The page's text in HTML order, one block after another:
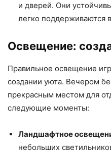
и дверей. Они
легко поддерживаются
Освещение:
Правильное освещение
создании уюта. Вечером
прекрасным местом для
следующие моменты:
Ландшафтное
небольших